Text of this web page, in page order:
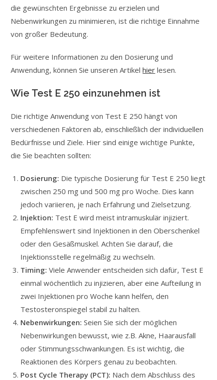
die gewünschten Ergebnisse zu erzielen und
Nebenwirkungen zu minimieren, ist die richtige Einnahme
von großer Bedeutung.
Für weitere Informationen zu den Dosierung und
Anwendung, können Sie unseren Artikelhier lesen.
Wie Test E 250 einzunehmen ist
Die richtige Anwendung von Test E 250 hängt von
verschiedenen Faktoren ab, einschließlich der individuellen
Bedürfnisse und Ziele. Hier sind einige wichtige Punkte,
die Sie beachten sollten:
Dosierung: Die typische Dosierung für Test E 250 liegt
zwischen 250 mg und 500 mg pro Woche. Dies kann
jedoch variieren, je nach Erfahrung und Zielsetzung.
Injektion: Test E wird meist intramuskulär injiziert.
Empfehlenswert sind Injektionen in den Oberschenkel
oder den Gesäßmuskel. Achten Sie darauf, die
Injektionsstelle regelmäßig zu wechseln.
Timing: Viele Anwender entscheiden sich dafür, Test E
einmal wöchentlich zu injizieren, aber eine Aufteilung in
zwei Injektionen pro Woche kann helfen, den
Testosteronspiegel stabil zu halten.
Nebenwirkungen: Seien Sie sich der möglichen
Nebenwirkungen bewusst, wie z.B. Akne, Haarausfall
oder Stimmungsschwankungen. Es ist wichtig, die
Reaktionen des Körpers genau zu beobachten.
Post Cycle Therapy (PCT): Nach dem Abschluss des